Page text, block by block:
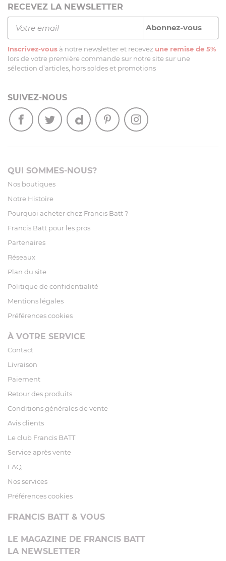
RECEVEZ LA NEWSLETTER
Inscrivez-vous à notre newsletter et recevez une remise de 5%
lors de votre première commande sur notre site sur une
sélection d’articles, hors soldes et promotions
SUIVEZ-NOUS
QUI SOMMES-NOUS?
Nos boutiques
Notre Histoire
Pourquoi acheter chez Francis Batt ?
Francis Batt pour les pros
Partenaires
Réseaux
Plan du site
Politique de confidentialité
Mentions légales
Préférences cookies
À VOTRE SERVICE
Contact
Livraison
Paiement
Retour des produits
Conditions générales de vente
Avis clients
Le club Francis BATT
Service après vente
FAQ
Nos services
Préférences cookies
FRANCIS BATT & VOUS
LE MAGAZINE DE FRANCIS BATT
LA NEWSLETTER